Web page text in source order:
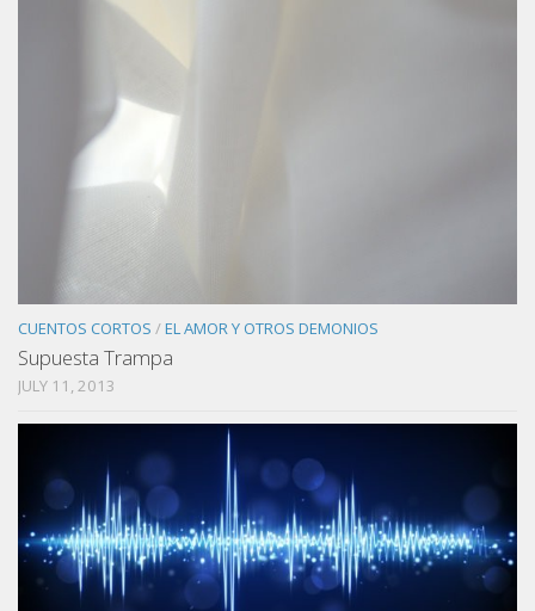
CUENTOS CORTOS /EL AMOR Y OTROS DEMONIOS
Supuesta Trampa
JULY 11, 2013